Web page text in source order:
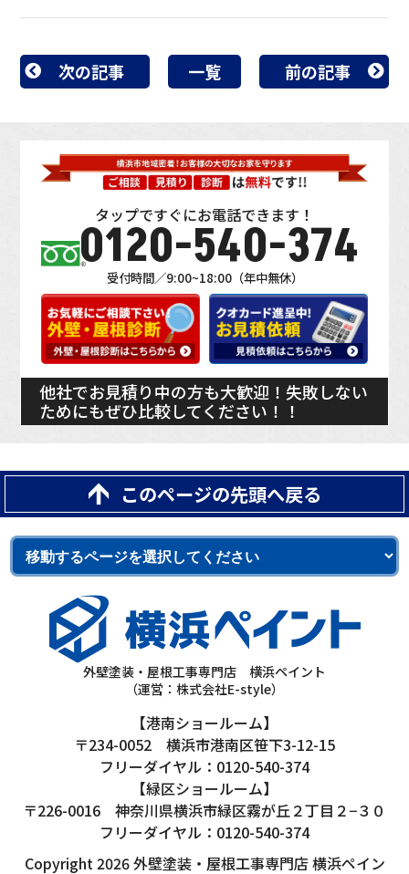
次の記事 一覧 前の記事
タップですぐにお電話できます！
0120-540-374
受付時間／9:00~18:00（年中無休）
他社でお見積り中の方も大歓迎！失敗しない
ためにもぜひ比較してください！！
このページの先頭へ戻る
外壁塗装・屋根工事専門店 横浜ペイント
（運営：株式会社E-style）
【港南ショールーム】
〒234-0052 横浜市港南区笹下3-12-15
フリーダイヤル：0120-540-374
【緑区ショールーム】
〒226-0016 神奈川県横浜市緑区霧が丘２丁目２−３０
フリーダイヤル：0120-540-374
Copyright 2026 外壁塗装・屋根工事専門店 横浜ペイン